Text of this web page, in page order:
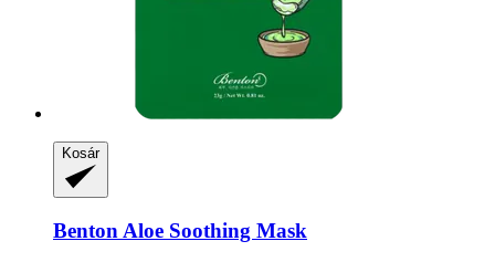
Kosár
Benton Aloe Soothing Mask